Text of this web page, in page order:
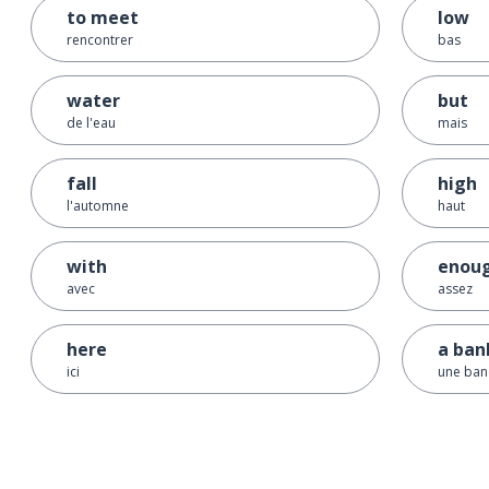
to meet
rencontrer
water
de l'eau
fall
l'automne
with
avec
here
ici
low
bas
but
mais
high
haut
assez
a
une